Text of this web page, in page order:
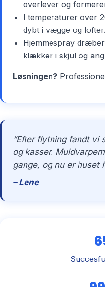
overlever og
I temperaturer over
dybt i vægge og lofter.
Hjemmespray
klækker i skjul og
Løsningen?
“Efter flytning fandt
og kasser.
gange, og nu er huset
– Lene